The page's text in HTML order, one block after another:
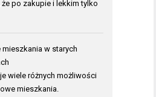
że po zakupie i lekkim tylko
mieszkania w starych
wiele różnych możliwości
mieszkania.